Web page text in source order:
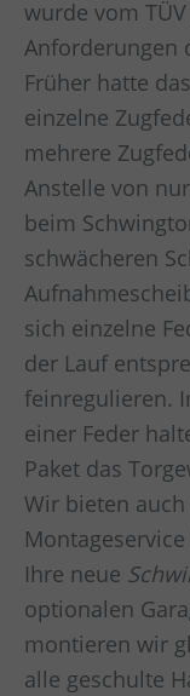
wurde vom
Anforderungen
Früher hatte
einzelne
mehrere
Anstelle von
beim
schwächeren
sich einzelne
der Lauf
feinregulieren.
einer Feder
Paket das
Wir bieten
Ihre neue
optionalen
montieren wir
alle geschulte